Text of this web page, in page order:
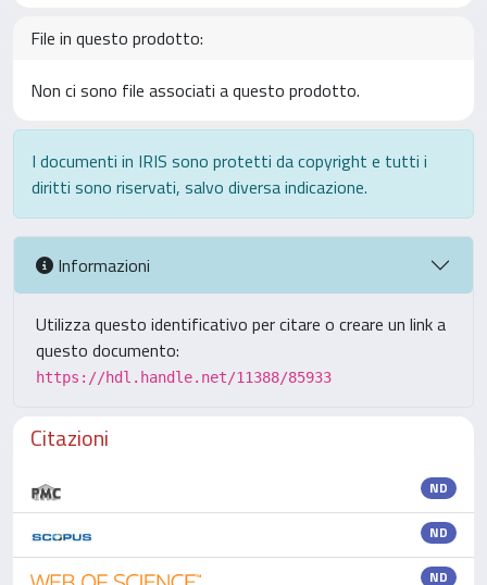
File in questo prodotto:
Non ci sono file associati a questo prodotto.
I documenti in IRIS sono protetti da copyright e tutti i
diritti sono riservati, salvo diversa indicazione.
Informazioni
Utilizza questo identificativo per citare o creare un link a
questo documento:
https://hdl.handle.net/11388/85933
Citazioni
ND
ND
ND